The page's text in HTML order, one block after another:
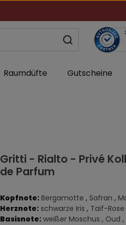
Raumdüfte Gutscheine
Gritti - Rialto - Privé
de Parfum
Kopfnote: Bergamotte , Safran ,
Herznote: schwarze Iris , Taif-Rose
Basisnote: weißer Moschus , Oud ,